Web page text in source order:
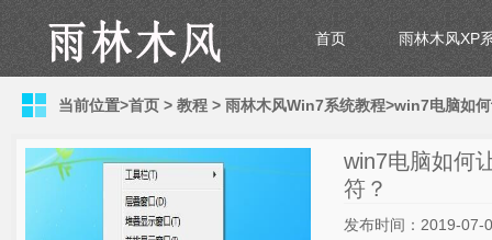
首页 雨林木风XP
当前位置>首页 > 教程 > 雨林木风Win7系统教程>win7电脑如
win7电脑如何
符？
发布时间：2019-07-